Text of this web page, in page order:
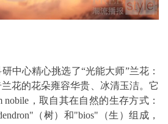
中心精心挑选了“光能大师”兰花：
花的花朵雍容华贵、冰清玉洁。它
nobile，取自其在自然的生存方式：
（树）和"bios"（生）组成，